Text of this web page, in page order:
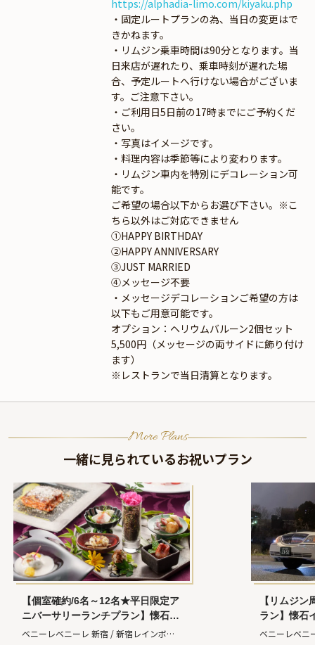
https://alphadia-limo.com/kiyaku.php
・固定ルートプランの為、当日の変更はで
きかねます。
・リムジン乗車時間は90分となります。当
日来店が遅れたり、乗車時刻が遅れた場
合、予定ルートへ行けない場合がございま
す。ご注意下さい。
・ご利用日5日前の17時までにご予約くだ
さい。
・写真はイメージです。
・料理内容は季節等により変わります。
・リムジン車内を特別にデコレーション可
能です。
ご希望の場合以下からお選び下さい。※こ
ちら以外はご対応できません
①HAPPY BIRTHDAY
②HAPPY ANNIVERSARY
③JUST MARRIED
④メッセージ不要
・メッセージデコレーションご希望の方は
以下もご用意可能です。
オプション：ヘリウムバルーン2個セット
5,500円（メッセージの両サイドに飾り付け
ます）
※レストランで当日清算となります。
More Plans
一緒に見られているお祝いプラン
【個室確約/6名～12名★平日限定ア
ニバーサリーランチプラン】懐石イ
タリアンコース＆乾杯スパークリン
ベニーレベニーレ 新宿 / 新宿レインボー
【リムジ
ラン】懐石
品＋メッセ
ベニーレベニ